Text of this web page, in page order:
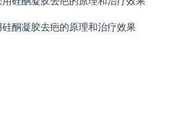
酮凝胶去疤的原理和治疗效果